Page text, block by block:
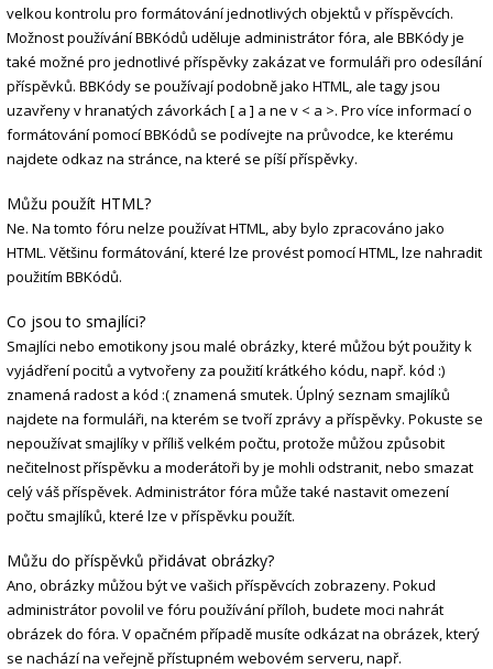
velkou kontrolu pro formátování jednotlivých objektů v příspěvcích.
Možnost používání BBKódů uděluje administrátor fóra, ale BBKódy je
také možné pro jednotlivé příspěvky zakázat ve formuláři pro odesílání
příspěvků. BBKódy se používají podobně jako HTML, ale tagy jsou
uzavřeny v hranatých závorkách [ a ] a ne v < a >. Pro více informací o
formátování pomocí BBKódů se podívejte na průvodce, ke kterému
najdete odkaz na stránce, na které se píší příspěvky.
Můžu použít HTML?
Ne. Na tomto fóru nelze používat HTML, aby bylo zpracováno jako
HTML. Většinu formátování, které lze provést pomocí HTML, lze nahradit
použitím BBKódů.
Co jsou to smajlíci?
Smajlíci nebo emotikony jsou malé obrázky, které můžou být použity k
vyjádření pocitů a vytvořeny za použití krátkého kódu, např. kód :)
znamená radost a kód :( znamená smutek. Úplný seznam smajlíků
najdete na formuláři, na kterém se tvoří zprávy a příspěvky. Pokuste se
nepoužívat smajlíky v příliš velkém počtu, protože můžou způsobit
nečitelnost příspěvku a moderátoři by je mohli odstranit, nebo smazat
celý váš příspěvek. Administrátor fóra může také nastavit omezení
počtu smajlíků, které lze v příspěvku použít.
Můžu do příspěvků přidávat obrázky?
Ano, obrázky můžou být ve vašich příspěvcích zobrazeny. Pokud
administrátor povolil ve fóru používání příloh, budete moci nahrát
obrázek do fóra. V opačném případě musíte odkázat na obrázek, který
se nachází na veřejně přístupném webovém serveru, např.